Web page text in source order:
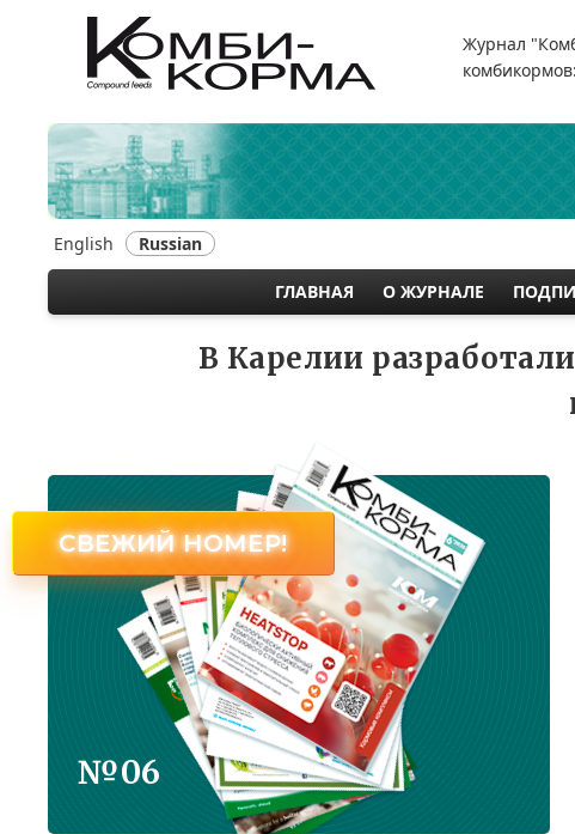
содержанию
Журнал
English Russian
ГЛАВНАЯ О ЖУРНАЛЕ
В Карелии
СВЕЖИЙ НОМЕР!
№06